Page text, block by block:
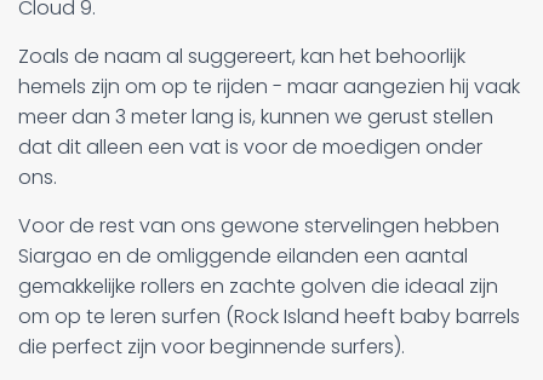
Cloud 9.
Zoals de naam al suggereert, kan het behoorlijk
hemels zijn om op te rijden - maar aangezien hij vaak
meer dan 3 meter lang is, kunnen we gerust stellen
dat dit alleen een vat is voor de moedigen onder
ons.
Voor de rest van ons gewone stervelingen hebben
Siargao en de omliggende eilanden een aantal
gemakkelijke rollers en zachte golven die ideaal zijn
om op te leren surfen (Rock Island heeft baby barrels
die perfect zijn voor beginnende surfers).